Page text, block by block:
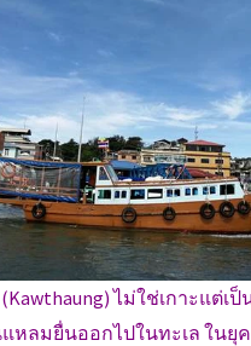
ไม่ใช่เกาะแต่เ
หลมยื่นออกไปในทะเล ในยุ